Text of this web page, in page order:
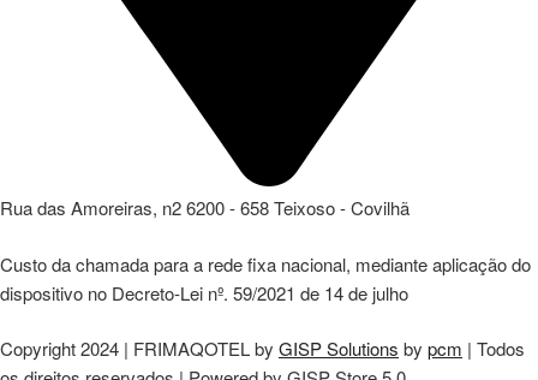
Rua das Amoreiras, n2 6200 - 658 Teixoso - Covilhã
Custo da chamada para a rede fixa nacional, mediante aplicação do
dispositivo no Decreto-Lei nº. 59/2021 de 14 de julho
Copyright 2024 | FRIMAQOTEL by GISP Solutions by pcm | Todos